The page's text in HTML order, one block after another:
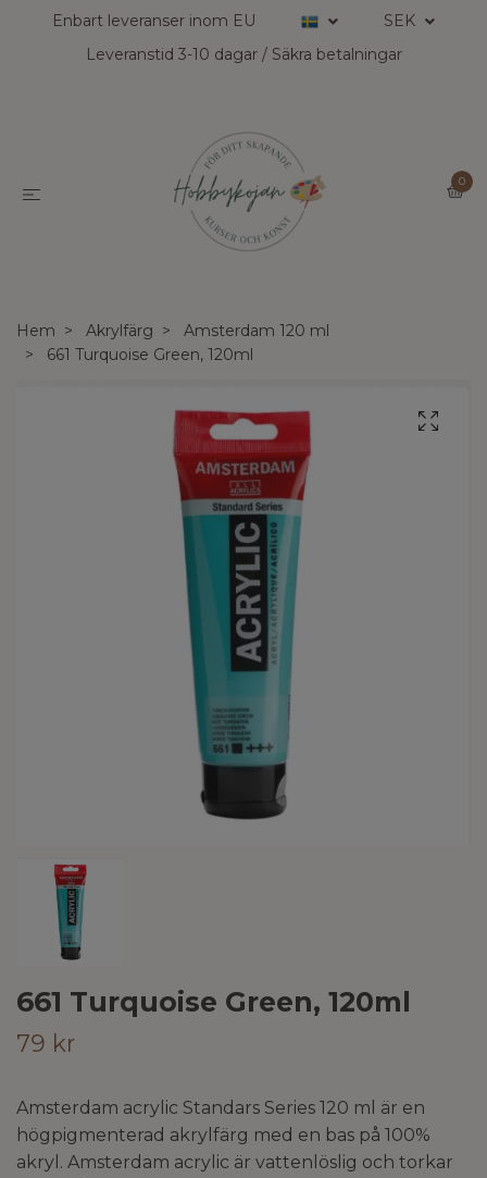
Enbart leveranser inom EU
SEK
Leveranstid 3-10 dagar / Säkra betalningar
0
Hem Akrylfärg
Amsterdam 120 ml
661 Turquoise Green, 120ml
661 Turquoise Green, 120ml
79 kr
Amsterdam acrylic Standars Series 120 ml är en
högpigmenterad akrylfärg med en bas på 100%
akryl. Amsterdam acrylic är vattenlöslig och torkar